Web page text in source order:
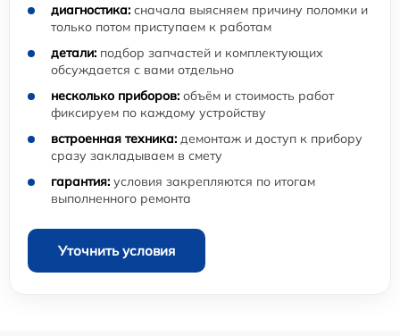
диагностика: сначала выясняем причину поломки и
только потом приступаем к работам
детали: подбор запчастей и комплектующих
обсуждается с вами отдельно
несколько приборов: объём и стоимость работ
фиксируем по каждому устройству
встроенная техника: демонтаж и доступ к прибору
сразу закладываем в смету
гарантия: условия закрепляются по итогам
выполненного ремонта
Уточнить условия